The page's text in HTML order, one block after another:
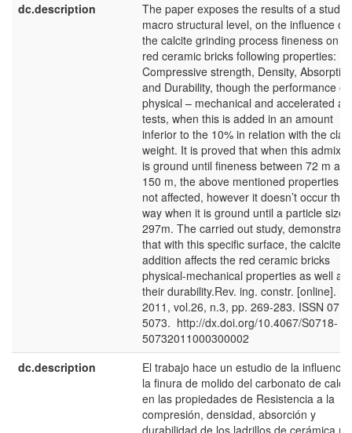
dc.description
The paper exposes the results of a study,
macro structural level, on the influence of
the calcite grinding process fineness on
red ceramic bricks following properties:
Compressive strength, Density,
and Durability, though the performance of
physical – mechanical and accelerated
tests, when this is added in an amount
inferior to the 10% in relation with the clay
weight. It is proved that when this
is ground until fineness between 72 m and
150 m, the above mentioned properties
not affected, however it doesn’t occur this
way when it is ground until a particle size
297m. The carried out study,
that with this specific surface, the calcite
addition affects the red ceramic bricks
physical-mechanical properties as well as
their durability.Rev. ing. constr. [online].
2011, vol.26, n.3, pp. 269-283. ISSN
5073. http://dx.doi.org/10.4067/S0718-
50732011000300002
dc.description
El trabajo hace un estudio de la
la finura de molido del carbonato de calcio
en las propiedades de Resistencia a la
compresión, densidad, absorción y
durabilidad de los ladrillos de cerámica